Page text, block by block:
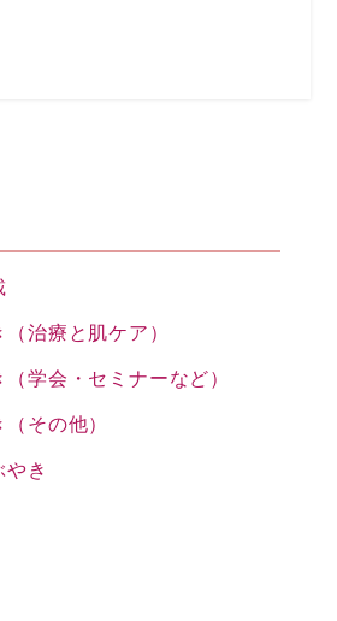
治療と肌ケア）
学会・セミナーなど）
その他）
き